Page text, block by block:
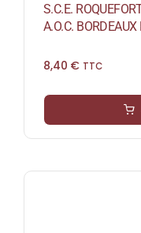
S.C.E.
A.O.C.
8,40 € TTC